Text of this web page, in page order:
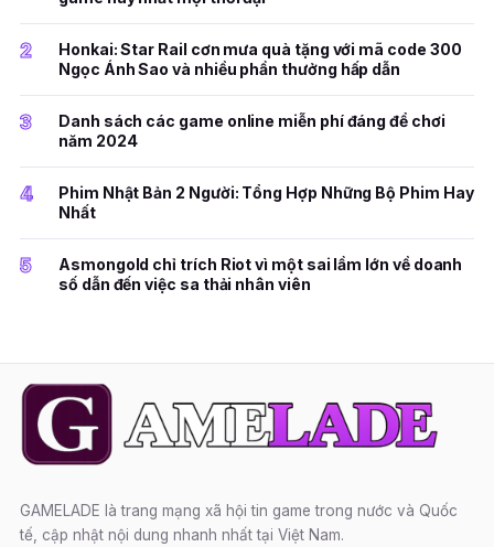
2
Honkai: Star Rail cơn mưa quà tặng với mã code 300
Ngọc Ánh Sao và nhiều phần thưởng hấp dẫn
3
Danh sách các game online miễn phí đáng để chơi
năm 2024
4
Phim Nhật Bản 2 Người: Tổng Hợp Những Bộ Phim Hay
Nhất
5
Asmongold chỉ trích Riot vì một sai lầm lớn về doanh
số dẫn đến việc sa thải nhân viên
GAMELADE là trang mạng xã hội tin game trong nước và Quốc
tế, cập nhật nội dung nhanh nhất tại Việt Nam.